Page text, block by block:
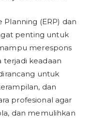
(ERP) dan
penting untuk
merespons
keadaan
untuk
dan
profesional agar
dan memulihkan